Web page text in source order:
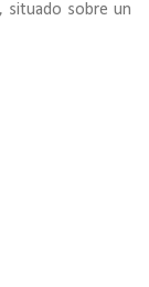
situado sobre un